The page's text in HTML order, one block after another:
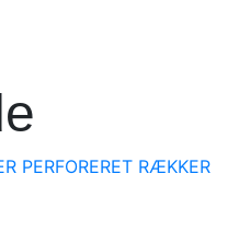
PERFORERET RÆKKER